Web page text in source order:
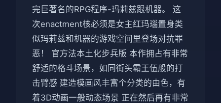
完巨著名的RPG程序-玛莉兹跟机器。 这
次enactment核必须是女主红玛瑙置身类
似玛莉兹和机器的游戏空间里登场对抗罪
恶！ 官方法本土化步兵版 本作拥占有非常
舒适的格斗场景，如同街头霸王伍般的打
击臂感 建造模画风丰富个分类的由色，有
着3D动画一般动态场景 正在然后再有非常